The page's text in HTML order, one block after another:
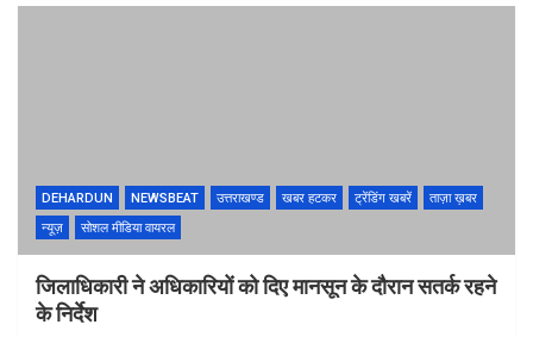
DEHARDUN NEWSBEAT उत्तराखण्ड खबर हटकर ट्रेंडिंग खबरें
ताज़ा ख़बर
न्यूज़
सोशल मीडिया वायरल
जिलाधिकारी ने अधिकारियों को दिए मानसून के दौरान सतर्क रहने
के निर्देश